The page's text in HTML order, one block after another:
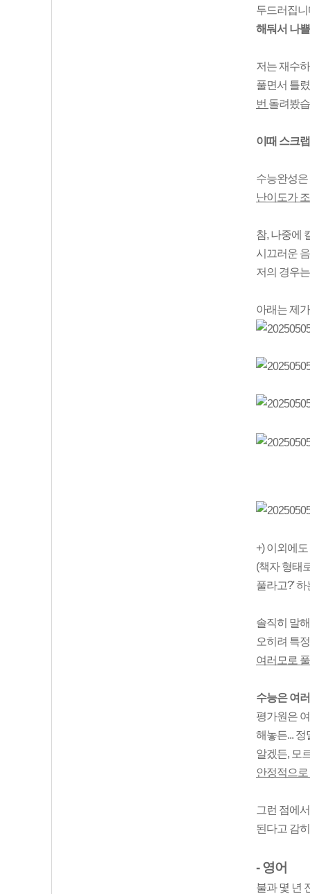
두드러집
해둬서 나
저는 재수
풀면서 틀
번 돌려봤
이때 스크
수능완성
난이도가
참, 나중에
시끄러운
저의 경우
아래는 제
+) 이외에
(책자 형태
풀라고?'
솔직히 말
오히려 특
여러모로
수능은 여
평가원은
해놓든...
알겠든, 모
안정적으
그런 점에
된다고 감
- 영어
불과 몇 년